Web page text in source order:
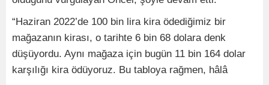
“Haziran 2022’de 100 bin lira kira ödediğimiz bir
mağazanın kirası, o tarihte 6 bin 68 dolara denk
düşüyordu. Aynı mağaza için bugün 11 bin 164 dolar
karşılığı kira ödüyoruz. Bu tabloya rağmen, hâlâ